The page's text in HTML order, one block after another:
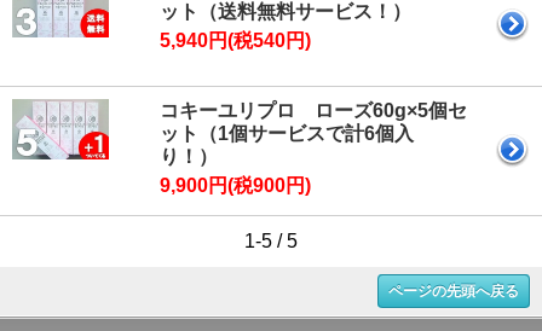
ット（送料無料サービス！）
5,940円(税540円)
コキーユリプロ ローズ60g×5個セ
ット（1個サービスで計6個入
り！）
9,900円(税900円)
1-5 / 5
ページの先頭へ戻る